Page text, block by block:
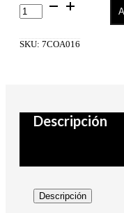
Color
Permanente
Amoniaco
SKU: 7COA016
Descripción
Descripción